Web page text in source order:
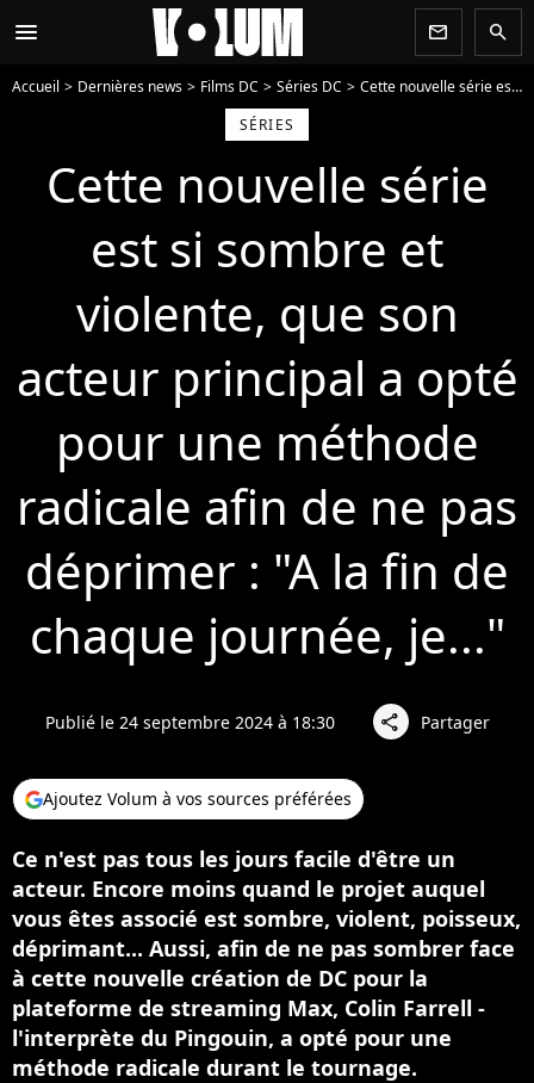
menu newsletter search
Accueil Dernières news Films DC Séries DC
Cette nouvelle série est si sombre et violente, que son acteur principal a opté pour une méthode radicale afin de ne pas déprimer : "A la fin de chaque journée, je..."
SÉRIES
Cette nouvelle série
est si sombre et
violente, que son
acteur principal a opté
pour une méthode
radicale afin de ne pas
déprimer : "A la fin de
chaque journée, je..."
Publié le 24 septembre 2024 à 18:30 share Partager
Ajoutez Volum à vos sources préférées
Ce n'est pas tous les jours facile d'être un
acteur. Encore moins quand le projet auquel
vous êtes associé est sombre, violent, poisseux,
déprimant... Aussi, afin de ne pas sombrer face
à cette nouvelle création de DC pour la
plateforme de streaming Max, Colin Farrell -
l'interprète du Pingouin, a opté pour une
méthode radicale durant le tournage.